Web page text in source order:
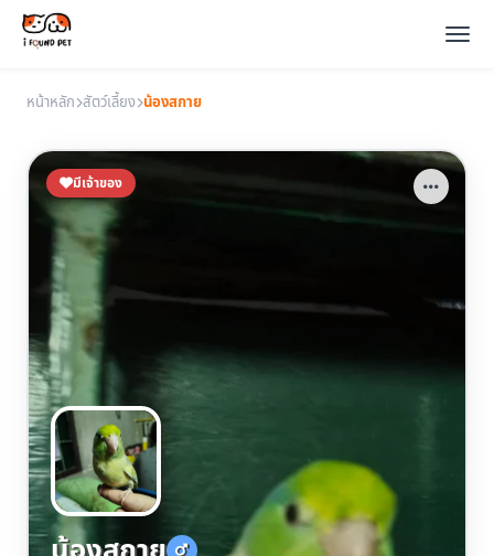
หน้าหลัก สัตว์เลี้ยง น้องสกาย
มีเจ้าของ